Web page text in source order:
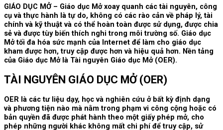
GIÁO DỤC MỞ – Giáo dục Mở xoay quanh các tài nguyên, công
cụ và thực hành là tự do, không có các rào cản về pháp lý, tài
chính và kỹ thuật và có thể hoàn toàn được sử dụng, được chia
sẻ và được tùy biến thích nghi trong môi trường số. Giáo dục
Mở tối đa hóa sức mạnh của Internet để làm cho giáo dục
kham được hơn, truy cập được hơn và hiệu quả hơn. Nền tảng
của Giáo dục Mở là Tài nguyên Giáo dục Mở (OER).
TÀI NGUYÊN GIÁO DỤC MỞ (OER)
OER là các tư liệu dạy, học và nghiên cứu ở bất kỳ định dạng
và phương tiện nào mà nằm trong phạm vi công cộng hoặc có
bản quyền đã được phát hành theo một giấy phép mở, cho
phép những người khác không mất chi phí để truy cập, sử